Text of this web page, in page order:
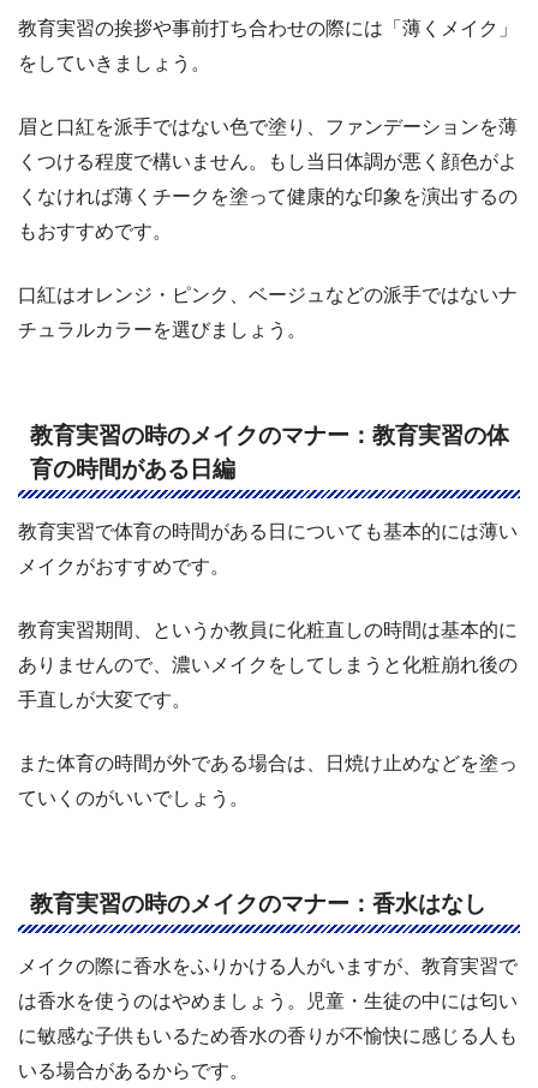
教育実習の挨拶や事前打ち合わせの際には「薄くメイク」
をしていきましょう。
眉と口紅を派手ではない色で塗り、ファンデーションを薄
くつける程度で構いません。もし当日体調が悪く顔色がよ
くなければ薄くチークを塗って健康的な印象を演出するの
もおすすめです。
口紅はオレンジ・ピンク、ベージュなどの派手ではないナ
チュラルカラーを選びましょう。
教育実習の時のメイクのマナー：教育実習の体
育の時間がある日編
教育実習で体育の時間がある日についても基本的には薄い
メイクがおすすめです。
教育実習期間、というか教員に化粧直しの時間は基本的に
ありませんので、濃いメイクをしてしまうと化粧崩れ後の
手直しが大変です。
また体育の時間が外である場合は、日焼け止めなどを塗っ
ていくのがいいでしょう。
教育実習の時のメイクのマナー：香水はなし
メイクの際に香水をふりかける人がいますが、教育実習で
は香水を使うのはやめましょう。児童・生徒の中には匂い
に敏感な子供もいるため香水の香りが不愉快に感じる人も
いる場合があるからです。